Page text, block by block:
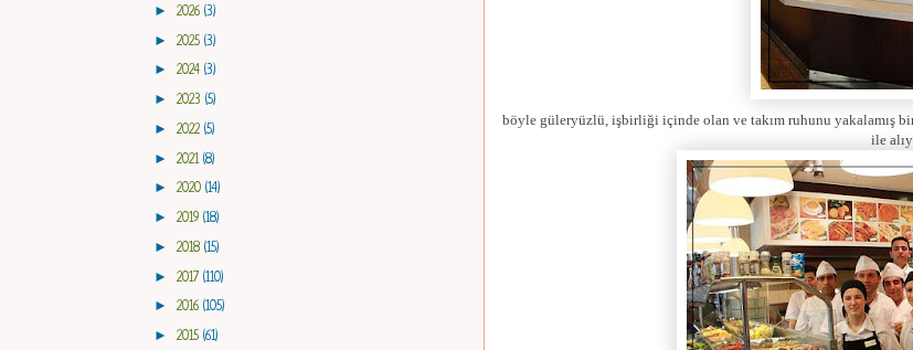
böyle güleryüzlü, işbirliği içinde olan ve takım ruhunu yakalamış
ile
► 2026 (3)
► 2025 (3)
► 2024 (3)
► 2023 (5)
► 2022 (5)
► 2021 (8)
► 2020 (14)
► 2019 (18)
► 2018 (15)
► 2017 (110)
► 2016 (105)
► 2015 (61)